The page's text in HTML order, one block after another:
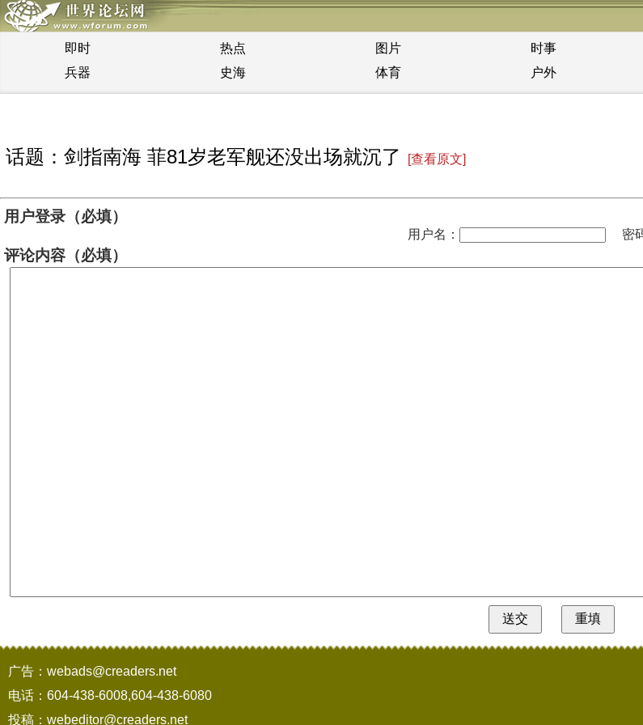
即时 热点 图片 时事
兵器
史海 体育 户外
话题：剑指南海 菲81岁老军舰还没出场就沉了
[查看原文]
用户登录（必填）
用户名： 密
评论内容（必填）
广告：webads@creaders.net
电话：604-438-6008,604-438-6080
投稿：webeditor@creaders.net